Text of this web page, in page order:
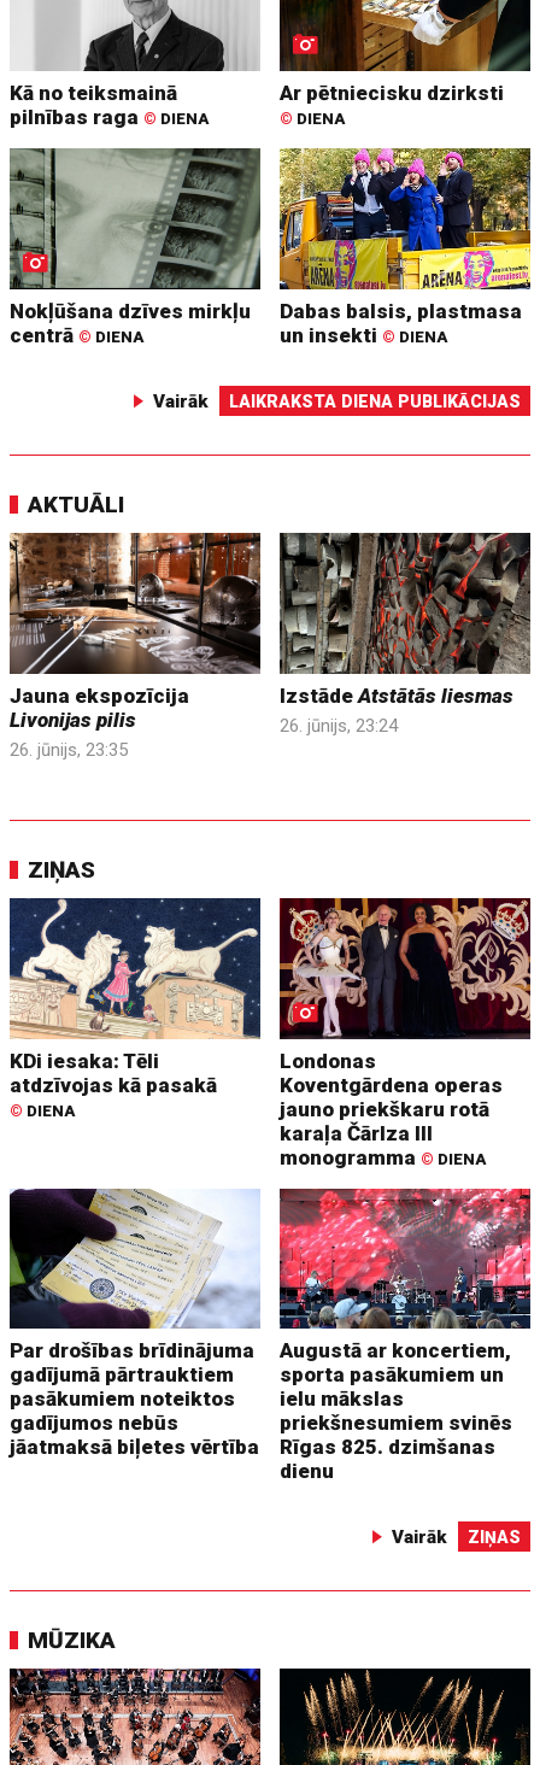
Kā no teiksmainā
pilnības raga © DIENA
Ar pētniecisku dzirksti
© DIENA
Nokļūšana dzīves mirkļu
centrā © DIENA
Dabas balsis, plastmasa
un insekti © DIENA
Vairāk LAIKRAKSTA DIENA PUBLIKĀCIJAS
AKTUĀLI
Jauna ekspozīcija
Livonijas pilis
26. jūnijs, 23:35
IzstādeAtstātās liesmas
26. jūnijs, 23:24
ZIŅAS
KDi iesaka: Tēli
atdzīvojas kā pasakā
© DIENA
Londonas
Koventgārdena operas
jauno priekškaru rotā
karaļa Čārlza III
monogramma © DIENA
Par drošības brīdinājuma
gadījumā pārtrauktiem
pasākumiem noteiktos
gadījumos nebūs
jāatmaksā biļetes vērtība
Augustā ar koncertiem,
sporta pasākumiem un
ielu mākslas
priekšnesumiem svinēs
Rīgas 825. dzimšanas
dienu
Vairāk ZIŅAS
MŪZIKA